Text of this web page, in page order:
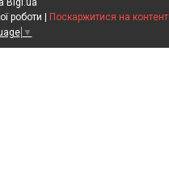
Bigl.ua
Поскаржитися на контент
▼